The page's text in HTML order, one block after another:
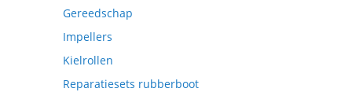
Gereedschap
Impellers
Kielrollen
Reparatiesets rubberboot